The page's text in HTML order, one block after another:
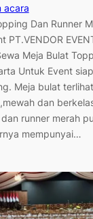
acara
Dan Runner
PT.VENDOR
Meja Bulat
Untuk Event
Meja bulat
dan
runner merah
mempunyai…